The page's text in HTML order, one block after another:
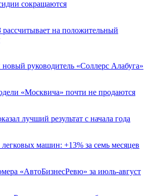
сокращаются
на положительный
новый руководитель «Соллерс Алабуга»
«Москвича» почти не продаются
лучший результат с начала года
машин: +13% за семь месяцев
«АвтоБизнесРевю» за июль-август